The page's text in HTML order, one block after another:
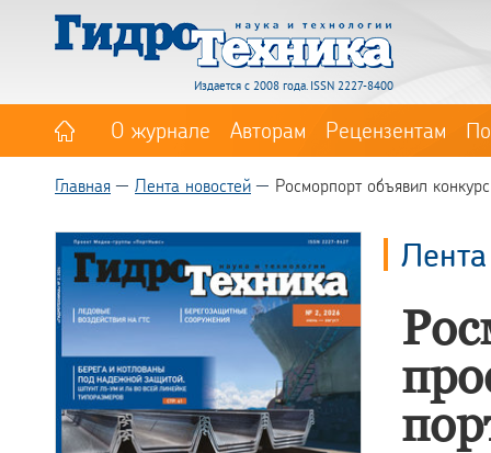
Издается с 2008 года. ISSN 2227-8400
О журнале Авторам Рецензентам
Главная Лента новостей Росморпорт объявил